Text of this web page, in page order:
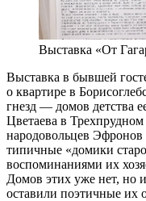
Выставка «От
Выставка в бывшей
о квартире в
гнезд — домов детства
Цветаева в
народовольцев
типичные «домики
воспоминаниями их
Домов этих уже нет, но
оставили поэтичные их